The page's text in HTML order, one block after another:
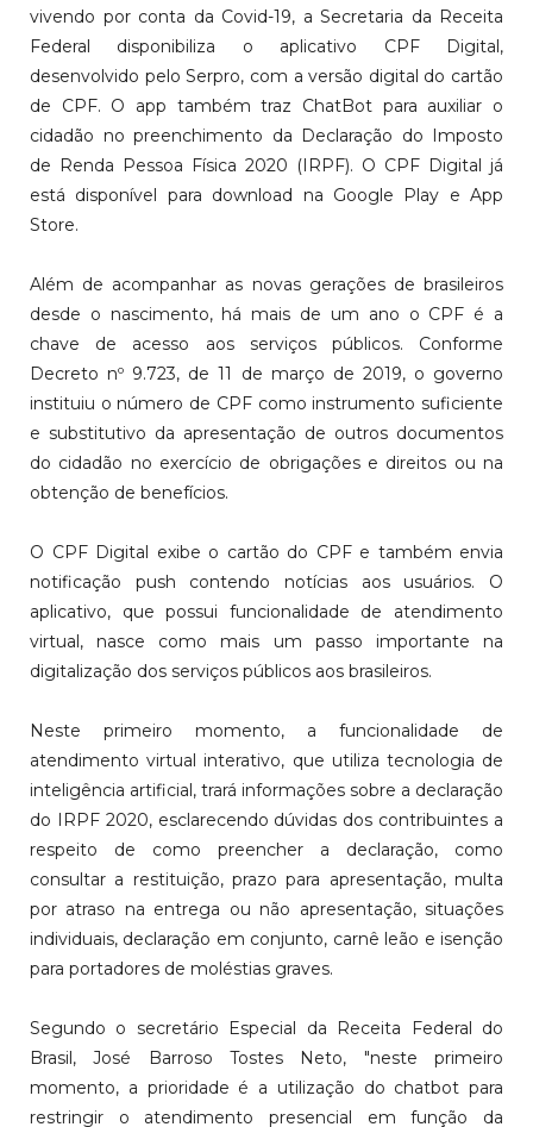
vivendo por conta da Covid-19, a Secretaria da Receita
Federal disponibiliza o aplicativo CPF Digital,
desenvolvido pelo Serpro, com a versão digital do cartão
de CPF. O app também traz ChatBot para auxiliar o
cidadão no preenchimento da Declaração do Imposto
de Renda Pessoa Física 2020 (IRPF). O CPF Digital já
está disponível para download na Google Play e App
Store.
Além de acompanhar as novas gerações de brasileiros
desde o nascimento, há mais de um ano o CPF é a
chave de acesso aos serviços públicos. Conforme
Decreto nº 9.723, de 11 de março de 2019, o governo
instituiu o número de CPF como instrumento suficiente
e substitutivo da apresentação de outros documentos
do cidadão no exercício de obrigações e direitos ou na
obtenção de benefícios.
O CPF Digital exibe o cartão do CPF e também envia
notificação push contendo notícias aos usuários. O
aplicativo, que possui funcionalidade de atendimento
virtual, nasce como mais um passo importante na
digitalização dos serviços públicos aos brasileiros.
Neste primeiro momento, a funcionalidade de
atendimento virtual interativo, que utiliza tecnologia de
inteligência artificial, trará informações sobre a declaração
do IRPF 2020, esclarecendo dúvidas dos contribuintes a
respeito de como preencher a declaração, como
consultar a restituição, prazo para apresentação, multa
por atraso na entrega ou não apresentação, situações
individuais, declaração em conjunto, carnê leão e isenção
para portadores de moléstias graves.
Segundo o secretário Especial da Receita Federal do
Brasil, José Barroso Tostes Neto, "neste primeiro
momento, a prioridade é a utilização do chatbot para
restringir o atendimento presencial em função da